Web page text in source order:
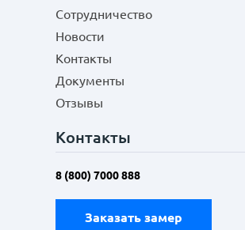
Сотрудничество
Новости
Контакты
Документы
Отзывы
Контакты
8 (800) 7000 888
Заказать замер